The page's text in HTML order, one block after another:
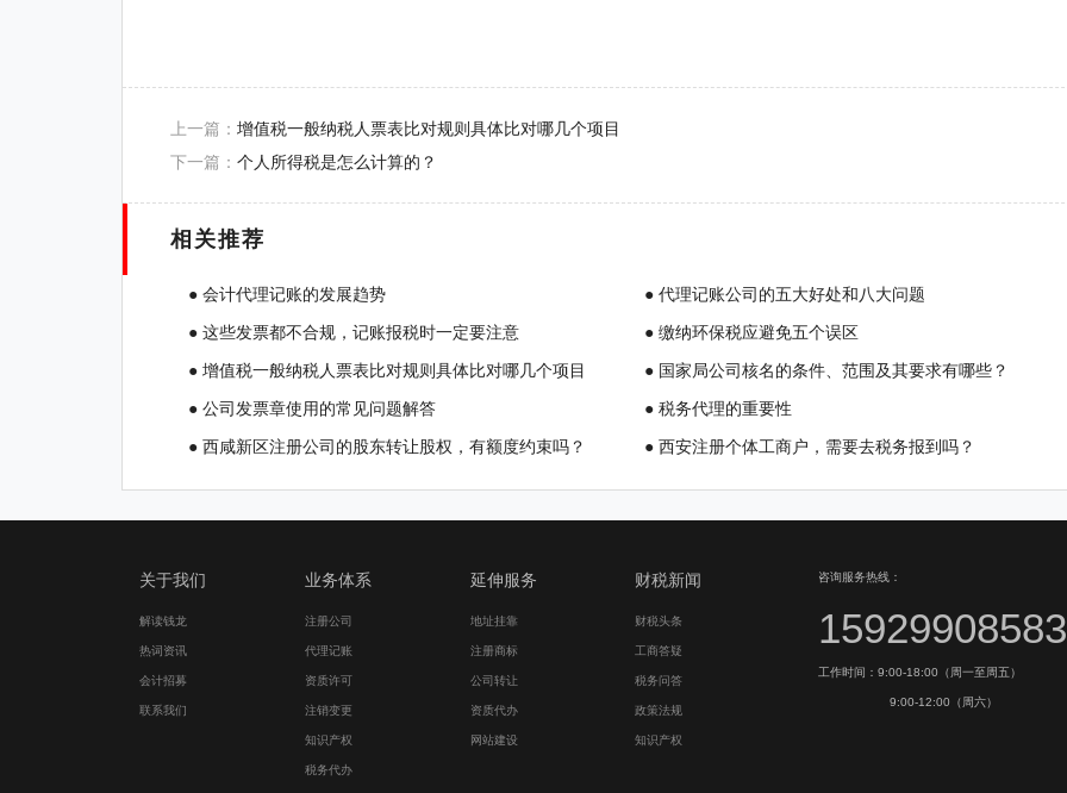
上一篇： 增值税一般纳税人票表比对规则具体比对哪几个项目
下一篇： 个人所得税是怎么计算的？
相关推荐
● 会计代理记账的发展趋势
● 代理记账公司的五大好处和八大问题
● 这些发票都不合规，记账报税时一定要注意
● 缴纳环保税应避免五个误区
● 增值税一般纳税人票表比对规则具体比对哪几个项目
● 国家局公司核名的条件、范围及其要求有哪些？
● 公司发票章使用的常见问题解答
● 税务代理的重要性
● 西咸新区注册公司的股东转让股权，有额度约束吗？
● 西安注册个体工商户，需要去税务报到吗？
关于我们
解读钱龙
热词资讯
会计招募
联系我们
业务体系
注册公司
代理记账
资质许可
注销变更
知识产权
税务代办
延伸服务
地址挂靠
注册商标
公司转让
资质代办
网站建设
财税新闻
财税头条
工商答疑
税务问答
政策法规
知识产权
咨询服务热线：
15929908583
工作时间：9:00-18:00（周一至周五）
9:00-12:00（周六）